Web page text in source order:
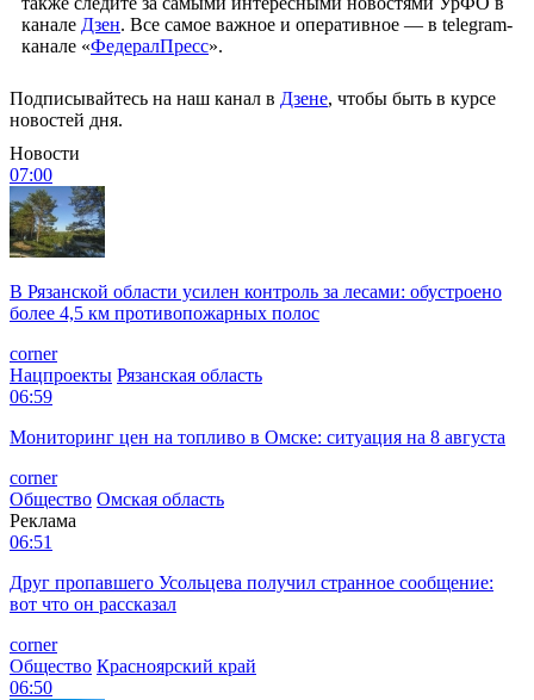
канале Дзен. Все самое важное и оперативное — в telegram-
канале «ФедералПресс».
Подписывайтесь на наш канал в Дзене, чтобы быть в курсе
новостей дня.
Новости
07:00
В Рязанской области усилен контроль за лесами: обустроено
более 4,5 км противопожарных полос
corner
Нацпроекты Рязанская область
06:59
Мониторинг цен на топливо в Омске: ситуация на 8 августа
corner
Общество Омская область
Реклама
06:51
Друг пропавшего Усольцева получил странное сообщение:
вот что он рассказал
corner
Общество Красноярский край
06:50